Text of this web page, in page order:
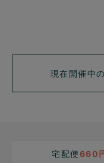
現在開催中
宅配便660